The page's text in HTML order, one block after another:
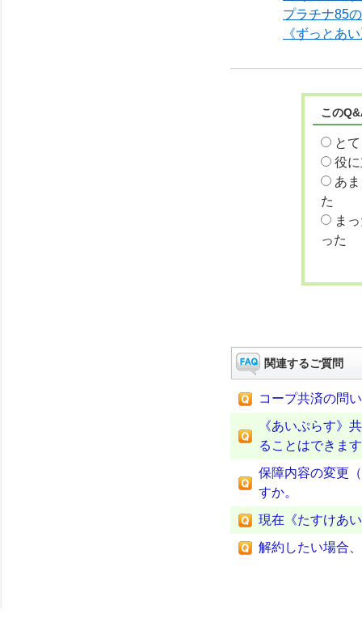
プラチナ85
《ずっとあ
この
と
役
あ
た
ま
った
関連するご質問
コープ共済の問
《あいぷらす》
ることはできま
保障内容の変更
すか。
現在《たすけあ
解約したい場合